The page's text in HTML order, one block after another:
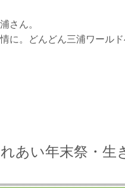
さん。
に。どんどん三浦ワールド
あい年末祭・生